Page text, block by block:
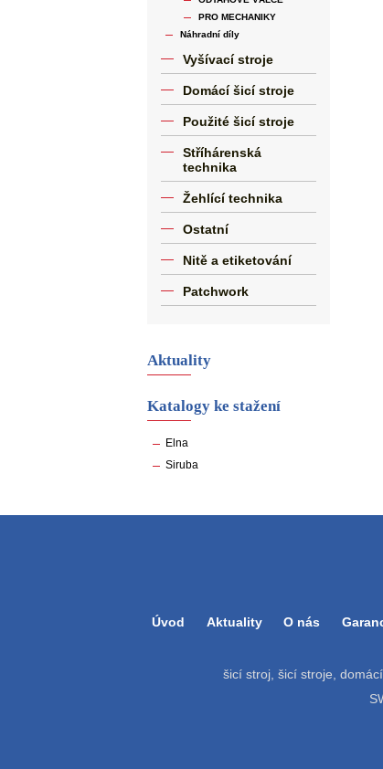
PRO MECHANIKY
Náhradní díly
Vyšívací stroje
Domácí šicí stroje
Použité šicí stroje
Stříhárenská
technika
Žehlící technika
Ostatní
Nitě a etiketování
Patchwork
Aktuality
Katalogy ke stažení
Elna
Siruba
Úvod Aktuality O nás
šicí stroj, šicí stroje,